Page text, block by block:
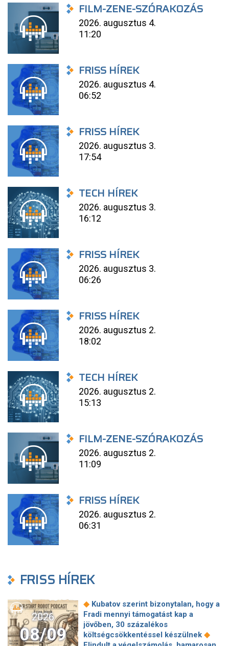
FILM-ZENE-SZÓRAKOZÁS
2026. augusztus 4.
11:20
FRISS HÍREK
2026. augusztus 4.
06:52
FRISS HÍREK
2026. augusztus 3.
17:54
TECH HÍREK
2026. augusztus 3.
16:12
FRISS HÍREK
2026. augusztus 3.
06:26
FRISS HÍREK
2026. augusztus 2.
18:02
TECH HÍREK
2026. augusztus 2.
15:13
FILM-ZENE-SZÓRAKOZÁS
2026. augusztus 2.
11:09
FRISS HÍREK
2026. augusztus 2.
06:31
FRISS HÍREK
2026
08/09
◆ Kubatov szerint bizonytalan, hogy a
Fradi mennyi támogatást kap a
jövőben, 30 százalékos
költségcsökkentéssel készülnek ◆